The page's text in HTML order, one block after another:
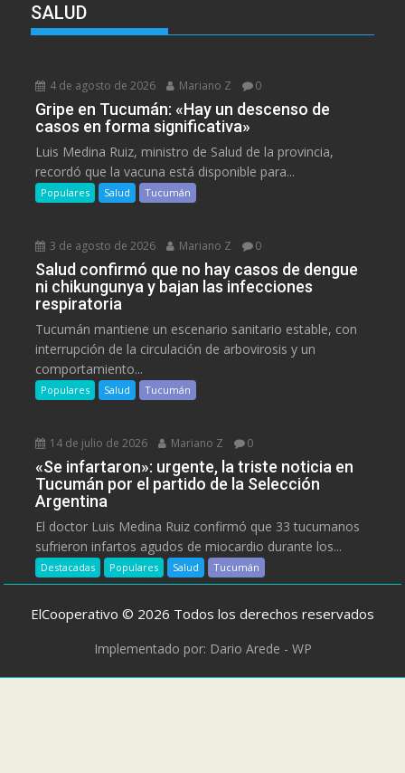
SALUD
4 de agosto de 2026 Mariano Z 0
Gripe en Tucumán: «Hay un descenso de
casos en forma significativa»
Luis Medina Ruiz, ministro de Salud de la provincia,
recordó que la vacuna está disponible para...
Populares Salud Tucumán
3 de agosto de 2026 Mariano Z 0
Salud confirmó que no hay casos de dengue
ni chikungunya y bajan las infecciones
respiratoria
Tucumán mantiene un escenario sanitario estable, con
interrupción de la circulación de arbovirosis y un
comportamiento...
Populares Salud Tucumán
14 de julio de 2026 Mariano Z 0
«Se infartaron»: urgente, la triste noticia en
Tucumán por el partido de la Selección
Argentina
El doctor Luis Medina Ruiz confirmó que 33 tucumanos
sufrieron infartos agudos de miocardio durante los...
Destacadas Populares Salud Tucumán
ElCooperativo © 2026 Todos los derechos reservados